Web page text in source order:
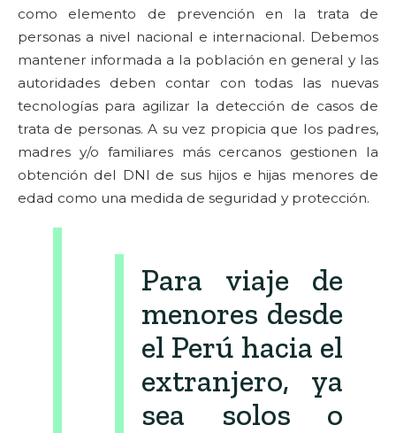
como elemento de prevención en la trata de
personas a nivel nacional e internacional. Debemos
mantener informada a la población en general y las
autoridades deben contar con todas las nuevas
tecnologías para agilizar la detección de casos de
trata de personas. A su vez propicia que los padres,
madres y/o familiares más cercanos gestionen la
obtención del DNI de sus hijos e hijas menores de
edad como una medida de seguridad y protección.
Para viaje de
menores desde
el Perú hacia el
extranjero, ya
sea solos o